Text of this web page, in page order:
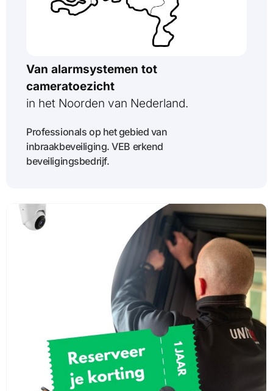
Van alarmsystemen tot
cameratoezicht
in het Noorden van Nederland.
Professionals op het gebied van
inbraakbeveiliging. VEB erkend
beveiligingsbedrijf.